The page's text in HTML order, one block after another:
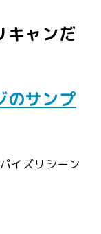
キャンだ
のサンプ
イズリシーン